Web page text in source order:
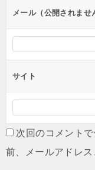
ンメール（公開されませ
サイト
次回のコメント
前、メールアドレス